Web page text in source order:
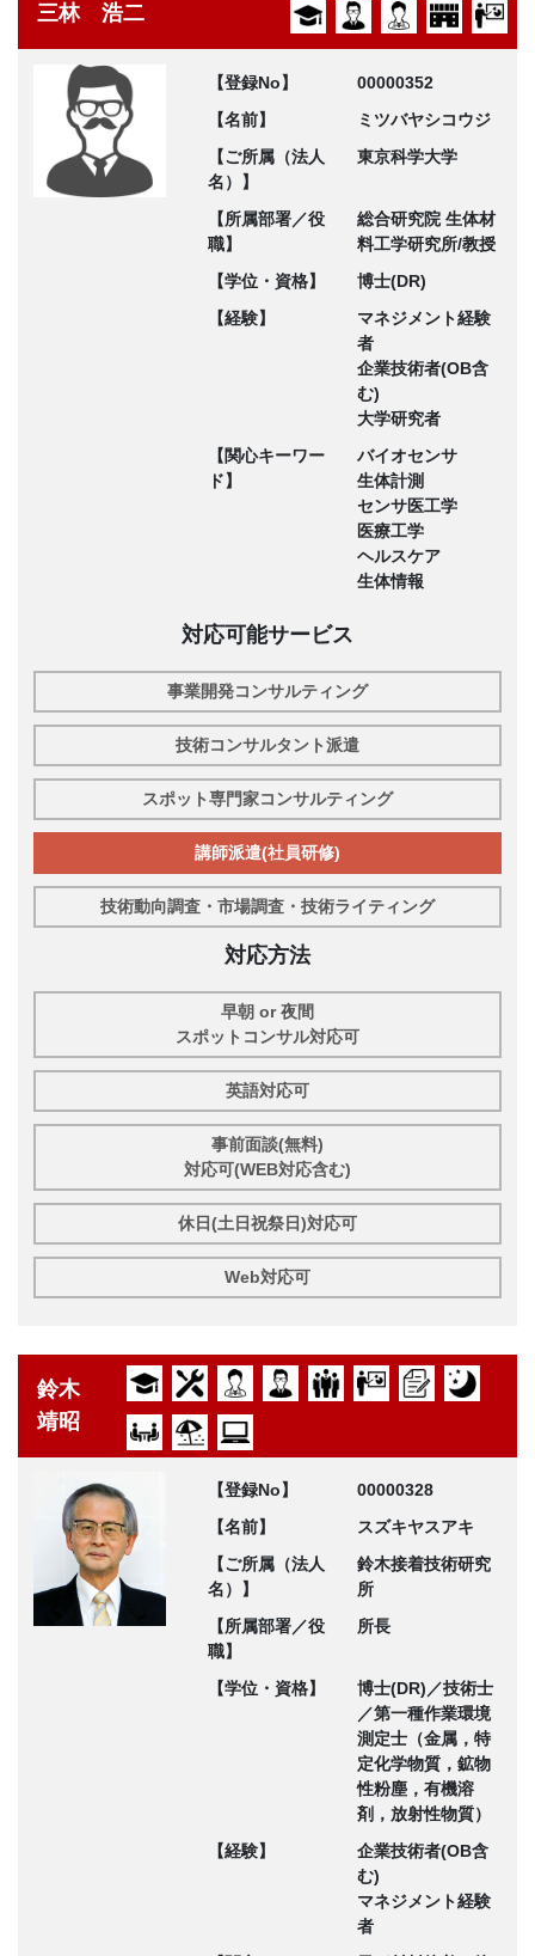
三林 浩二
【登録No】
00000352
【名前】
ミツバヤシコウジ
【ご所属（法人
名）】
東京科学大学
【所属部署／役
職】
総合研究院 生体材
料工学研究所/教授
【学位・資格】
博士(DR)
【経験】
マネジメント経験
者
企業技術者(OB含
む)
大学研究者
【関心キーワー
ド】
バイオセンサ
生体計測
センサ医工学
医療工学
ヘルスケア
生体情報
対応可能サービス
事業開発コンサルティング
技術コンサルタント派遣
スポット専門家コンサルティング
講師派遣(社員研修)
技術動向調査・市場調査・技術ライティング
対応方法
早朝 or 夜間
スポットコンサル対応可
英語対応可
事前面談(無料)
対応可(WEB対応含む)
休日(土日祝祭日)対応可
Web対応可
鈴木
靖昭
【登録No】
00000328
【名前】
スズキヤスアキ
【ご所属（法人
名）】
鈴木接着技術研究
所
【所属部署／役
職】
所長
【学位・資格】
博士(DR)／技術士
／第一種作業環境
測定士（金属，特
定化学物質，鉱物
性粉塵，有機溶
剤，放射性物質）
【経験】
企業技術者(OB含
む)
マネジメント経験
者